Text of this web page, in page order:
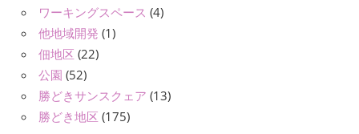
ワーキングスペース (4)
他地域開発 (1)
佃地区 (22)
公園 (52)
勝どきサンスクェア (13)
勝どき地区 (175)